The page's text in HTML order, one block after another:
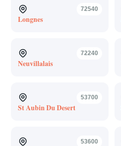
72540
Longnes
72240
Neuvillalais
53700
St Aubin Du Desert
53600